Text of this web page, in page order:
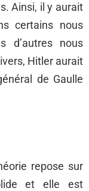
Ainsi, il y aurait
certains nous
d’autres nous
Hitler aurait
de Gaulle
repose sur
et elle est